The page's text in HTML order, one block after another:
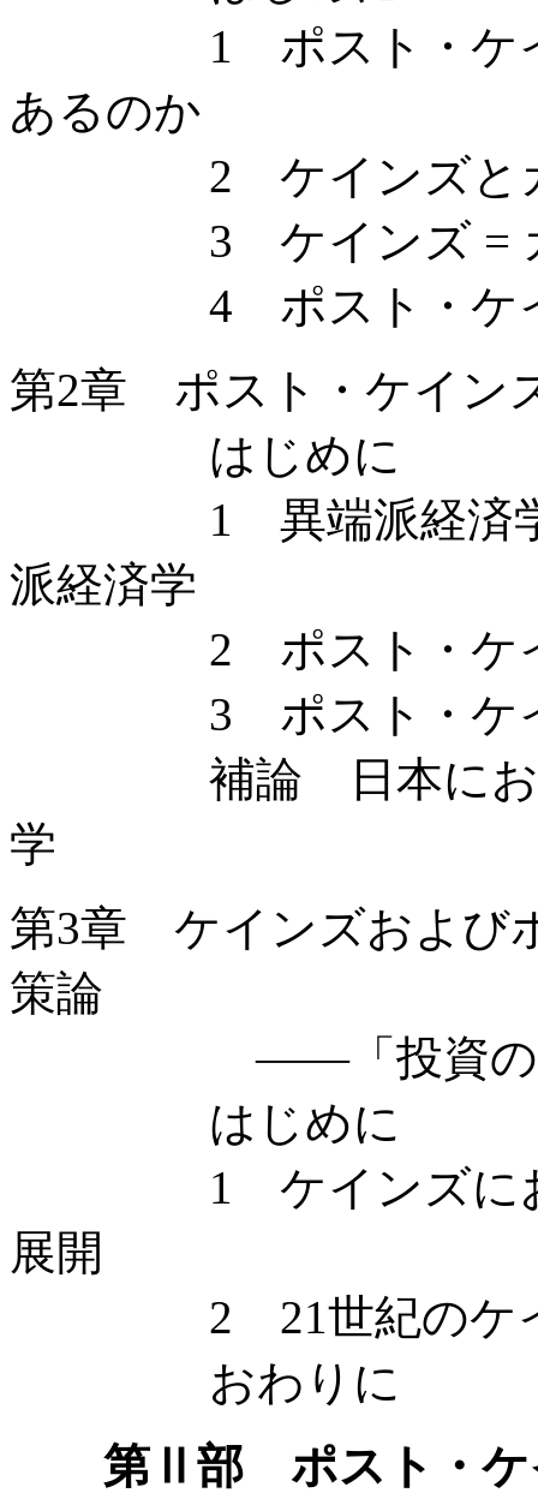
1 ポスト・ケイン
あるのか
2 ケインズとカレ
3 ケインズ = カレ
4 ポスト・ケイン
第2章 ポスト・ケイン
はじめに
1 異端派経済学と
派経済学
2 ポスト・ケイン
3 ポスト・ケイン
補論 日本におけ
学
第3章 ケインズおよび
策論
——「投資の社会
はじめに
1 ケインズにおけ
展開
2 21世紀のケイン
おわりに
第Ⅱ部 ポスト・ケ